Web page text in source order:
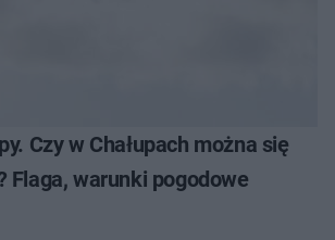
Czy w Chałupach można się
Flaga, warunki pogodowe